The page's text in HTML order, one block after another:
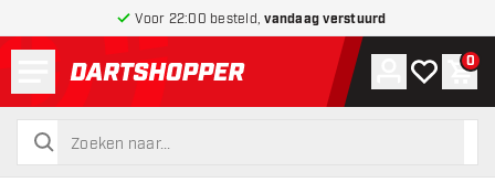
Voor 22:00 besteld,vandaag verstuurd
terug naar home pagina
zoeken
zoeken
Account
Mijn 0